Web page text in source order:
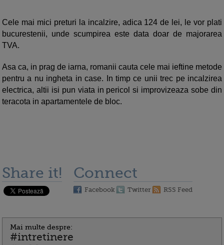
Cele mai mici preturi la incalzire, adica 124 de lei, le vor plati
bucurestenii, unde scumpirea este data doar de majorarea
TVA.
Asa ca, in prag de iarna, romanii cauta cele mai ieftine metode
pentru a nu ingheta in case. In timp ce unii trec pe incalzirea
electrica, altii isi pun viata in pericol si improvizeaza sobe din
teracota in apartamentele de bloc.
Share it! Connect
Facebook Twitter RSS Feed
Mai multe despre:
#intretinere